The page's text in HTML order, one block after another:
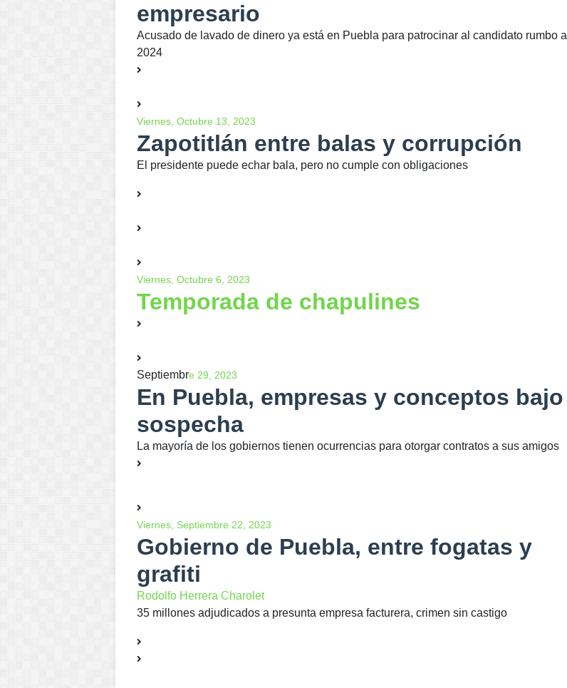
empresario
Acusado de lavado de dinero ya está en Puebla para patrocinar al candidato rumbo al
2024
Viernes, Octubre 13, 2023
Zapotitlán entre balas y corrupción
El presidente puede echar bala, pero no cumple con obligaciones
Viernes, Octubre 6, 2023
Temporada de chapulines
Septiembre 29, 2023
En Puebla, empresas y conceptos bajo
sospecha
La mayoría de los gobiernos tienen ocurrencias para otorgar contratos a sus amigos
Viernes, Septiembre 22, 2023
Gobierno de Puebla, entre fogatas y
grafiti
Rodolfo Herrera Charolet
35 millones adjudicados a presunta empresa facturera, crimen sin castigo